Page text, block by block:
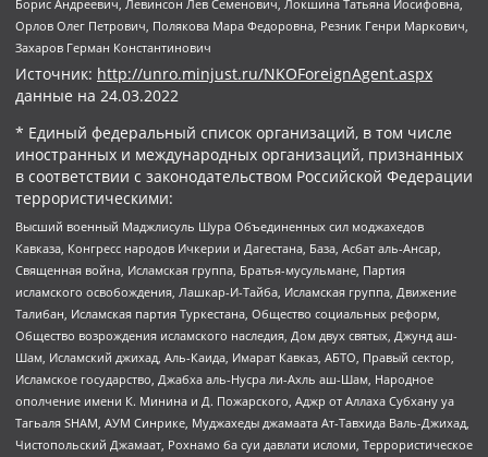
Борис Андреевич, Левинсон Лев Семенович, Локшина Татьяна Иосифовна,
Орлов Олег Петрович, Полякова Мара Федоровна, Резник Генри Маркович,
Захаров Герман Константинович
Источник: http://unro.minjust.ru/NKOForeignAgent.aspx
данные на 24.03.2022
* Единый федеральный список организаций, в том числе
иностранных и международных организаций, признанных
в соответствии с законодательством Российской Федерации
террористическими:
Высший военный Маджлисуль Шура Объединенных сил моджахедов
Кавказа, Конгресс народов Ичкерии и Дагестана, База, Асбат аль-Ансар,
Священная война, Исламская группа, Братья-мусульмане, Партия
исламского освобождения, Лашкар-И-Тайба, Исламская группа, Движение
Талибан, Исламская партия Туркестана, Общество социальных реформ,
Общество возрождения исламского наследия, Дом двух святых, Джунд аш-
Шам, Исламский джихад, Аль-Каида, Имарат Кавказ, АБТО, Правый сектор,
Исламское государство, Джабха аль-Нусра ли-Ахль аш-Шам, Народное
ополчение имени К. Минина и Д. Пожарского, Аджр от Аллаха Субхану уа
Тагьаля SHAM, АУМ Синрике, Муджахеды джамаата Ат-Тавхида Валь-Джихад,
Чистопольский Джамаат, Рохнамо ба суи давлати исломи, Террористическое